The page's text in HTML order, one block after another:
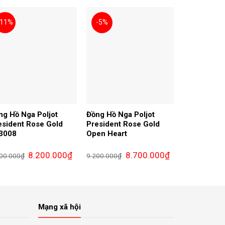
Hồ Nga Poljot
Rose Gold
₫ Giá
gốc
8.200.000₫Giá
-5%
Đồng Hồ Nga Poljot
President Rose Gold
Open Heart
9.200.000₫ Giá
gốc
8.700.000₫Giá
hiện
Mạng xã hội